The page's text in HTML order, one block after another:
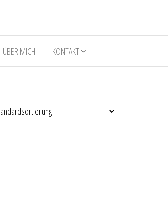
ÜBER MICH KONTAKT